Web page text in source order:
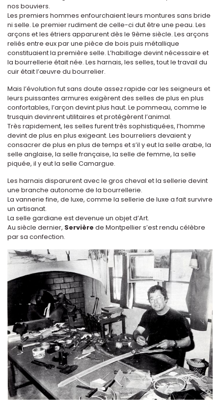
nos bouviers.
Les premiers hommes enfourchaient leurs montures sans bride
ni selle. Le premier rudiment de celle-ci dut être une peau. Les
arçons et les étriers apparurent dès le 9ème siècle. Les arçons
reliés entre eux par une pièce de bois puis métallique
constituaient la première selle. L’habillage devint nécessaire et
la bourrellerie était née. Les harnais, les selles, tout le travail du
cuir était l’œuvre du bourrelier.
Mais l’évolution fut sans doute assez rapide car les seigneurs et
leurs puissantes armures exigèrent des selles de plus en plus
confortables, l’arçon devint plus haut. Le pommeau, comme le
trusquin devinrent utilitaires et protégèrent l’animal.
Très rapidement, les selles furent très sophistiquées, l’homme
devint de plus en plus exigeant. Les bourreliers devaient y
consacrer de plus en plus de temps et s’il y eut la selle arabe, la
selle anglaise, la selle française, la selle de femme, la selle
piquée, il y eut la selle Camargue.
Les harnais disparurent avec le gros cheval et la sellerie devint
une branche autonome de la bourrellerie.
La vannerie fine, de luxe, comme la sellerie de luxe a fait survivre
un artisanat.
La selle gardiane est devenue un objet d’Art.
Au siècle dernier, Servière de Montpellier s’est rendu célèbre
par sa confection.